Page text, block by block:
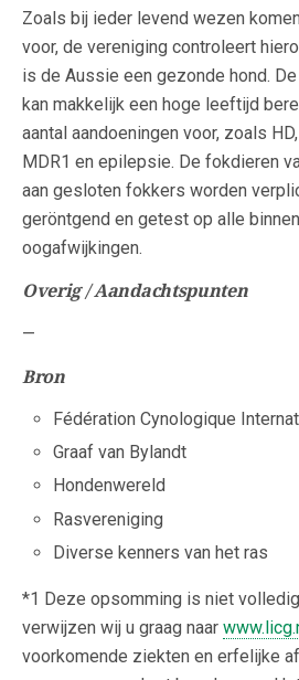
Zoals bij ieder levend wezen
voor, de vereniging controleert
is de Aussie een gezonde hond.
kan makkelijk een hoge leeftijd
aantal aandoeningen voor, zoals
MDR1 en epilepsie. De fokdieren
aan gesloten fokkers worden
geröntgend en getest op alle
oogafwijkingen.
Overig / Aandachtspunten
—
Bron
Fédération Cynologique
Graaf van Bylandt
Hondenwereld
Rasvereniging
Diverse kenners van het ras
*1 Deze opsomming is niet
verwijzen wij u graag naar
voorkomende ziekten en erfelijke